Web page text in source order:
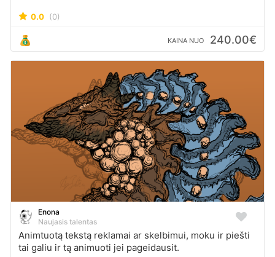
0.0 (0)
KAINA NUO 240.00€
Enona
Naujasis talentas
Animtuotą tekstą reklamai ar skelbimui, moku ir piešti
tai galiu ir tą animuoti jei pageidausit.